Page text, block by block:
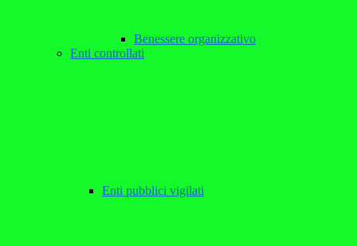
Benessere organizzativo
Enti controllati
Enti pubblici vigilati